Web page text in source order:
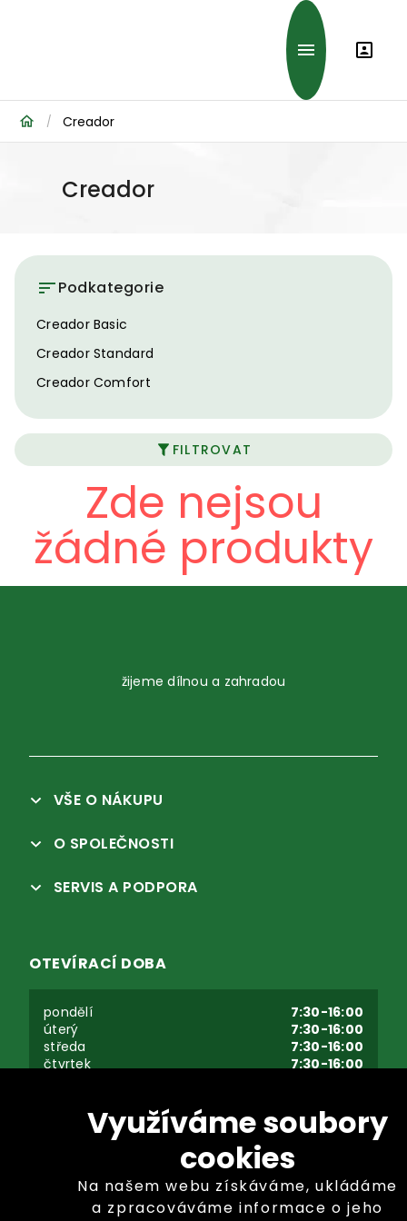
Využíváme soubory
cookies
Na našem webu získáváme, ukládáme
a zpracováváme informace o jeho
/ Creador
Creador
Podkategorie
Creador Basic
Creador Standard
Creador Comfort
FILTROVAT
Zde nejsou
žádné produkty
žijeme dílnou a zahradou
VŠE O NÁKUPU
O SPOLEČNOSTI
SERVIS A PODPORA
OTEVÍRACÍ DOBA
pondělí
7:30-16:00
úterý
7:30-16:00
středa
7:30-16:00
čtvrtek
7:30-16:00